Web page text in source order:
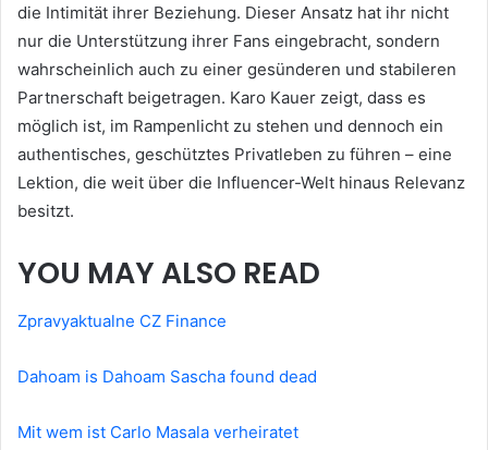
die Intimität ihrer Beziehung. Dieser Ansatz hat ihr nicht
nur die Unterstützung ihrer Fans eingebracht, sondern
wahrscheinlich auch zu einer gesünderen und stabileren
Partnerschaft beigetragen. Karo Kauer zeigt, dass es
möglich ist, im Rampenlicht zu stehen und dennoch ein
authentisches, geschütztes Privatleben zu führen – eine
Lektion, die weit über die Influencer-Welt hinaus Relevanz
besitzt.
YOU MAY ALSO READ
Zpravyaktualne CZ Finance
Dahoam is Dahoam Sascha found dead
Mit wem ist Carlo Masala verheiratet